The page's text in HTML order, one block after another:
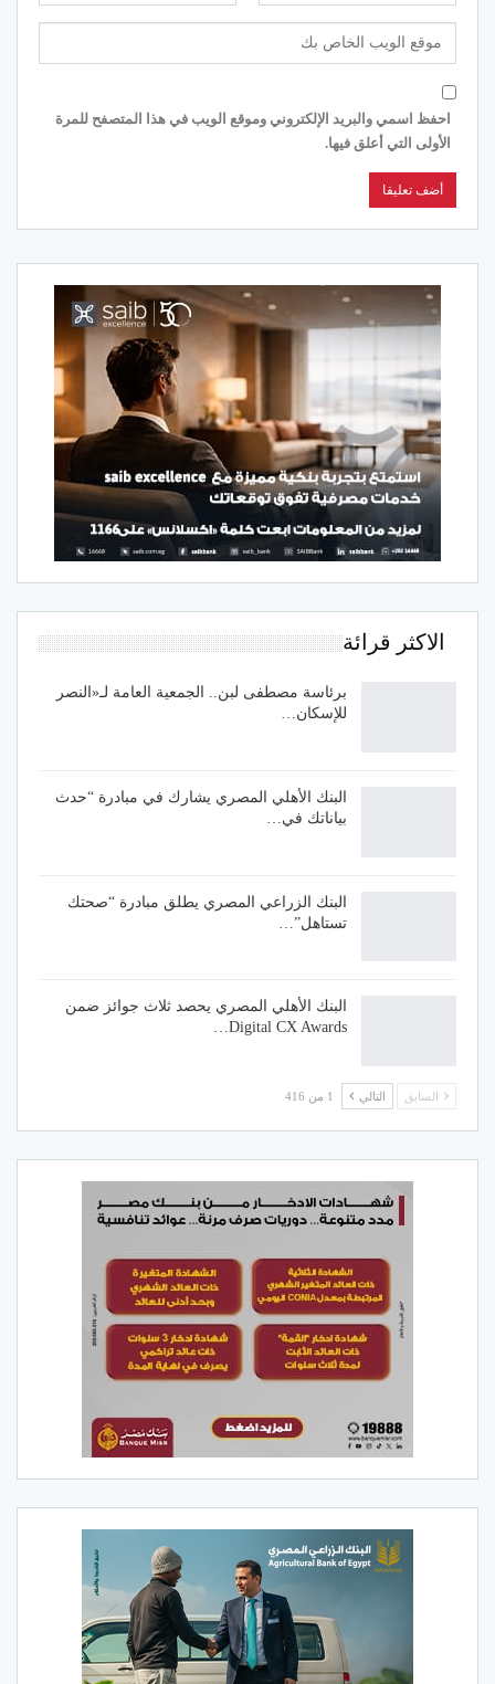
احفظ اسمي والبريد الإلكتروني وموقع الويب في هذا المتصفح للمرة
الأولى التي أعلق فيها.
الاكثر قرائة
برئاسة مصطفى لبن.. الجمعية العامة لـ«النصر
للإسكان…
البنك الأهلي المصري يشارك في مبادرة “حدث
بياناتك في…
البنك الزراعي المصري يطلق مبادرة “صحتك
تستاهل”…
البنك الأهلي المصري يحصد ثلاث جوائز ضمن
Digital CX Awards…
السابق التالي 1 من 416